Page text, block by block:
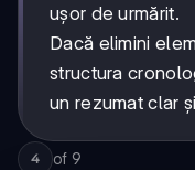
ușor de urmărit.
Dacă elimini
structura
un rezumat clar
4 of 9